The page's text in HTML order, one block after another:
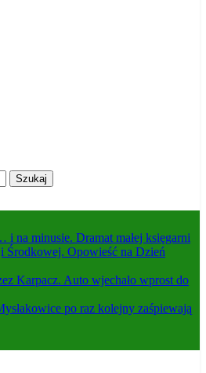
i na minusie. Dramat małej księgarni
Środkowej. Opowieść na Dzień
Karpacz. Auto wjechało wprost do
po raz kolejny zaśpiewają